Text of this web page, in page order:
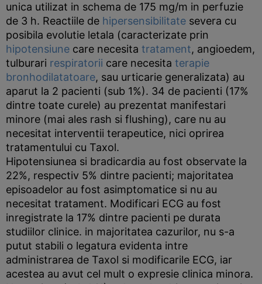
unica utilizat in schema de 175 mg/m in perfuzie
de 3 h. Reactiile de hipersensibilitate severa cu
posibila evolutie letala (caracterizate prin
hipotensiune care necesita tratament, angioedem,
tulburari respiratorii care necesita terapie
bronhodilatatoare, sau urticarie generalizata) au
aparut la 2 pacienti (sub 1%). 34 de pacienti (17%
dintre toate curele) au prezentat manifestari
minore (mai ales rash si flushing), care nu au
necesitat interventii terapeutice, nici oprirea
tratamentului cu Taxol.
Hipotensiunea si bradicardia au fost observate la
22%, respectiv 5% dintre pacienti; majoritatea
episoadelor au fost asimptomatice si nu au
necesitat tratament. Modificari ECG au fost
inregistrate la 17% dintre pacienti pe durata
studiilor clinice. in majoritatea cazurilor, nu s-a
putut stabili o legatura evidenta intre
administrarea de Taxol si modificarile ECG, iar
acestea au avut cel mult o expresie clinica minora.